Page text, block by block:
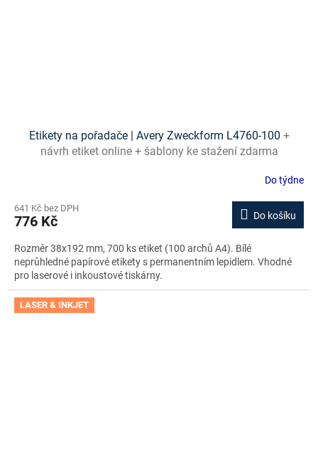
Etikety na pořadače | Avery Zweckform L4760-100 +
návrh etiket online + šablony ke stažení zdarma
Do týdne
641 Kč bez DPH
776 Kč Do košíku
Rozměr 38x192 mm, 700 ks etiket (100 archů A4). Bílé
neprůhledné papírové etikety s permanentním lepidlem. Vhodné
pro laserové i inkoustové tiskárny.
LASER & INKJET